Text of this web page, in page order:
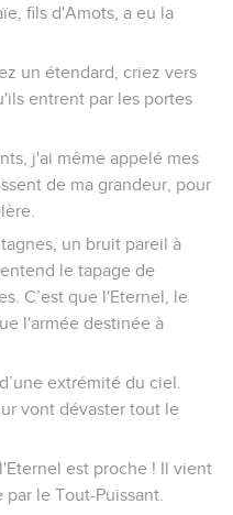
fils d'Amots, a eu la
un étendard, criez vers
entrent par les portes
j'ai même appelé mes
de ma grandeur, pour
un bruit pareil à
le tapage de
C’est que l'Eternel, le
l'armée destinée à
extrémité du ciel.
vont dévaster tout le
est proche ! Il vient
le Tout-Puissant.